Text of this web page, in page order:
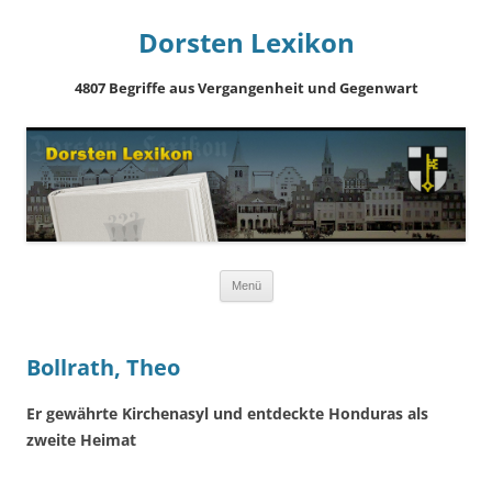
Dorsten Lexikon
4807 Begriffe aus Vergangenheit und Gegenwart
Menü
Bollrath, Theo
Er gewährte Kirchenasyl und entdeckte Honduras als
zweite Heimat